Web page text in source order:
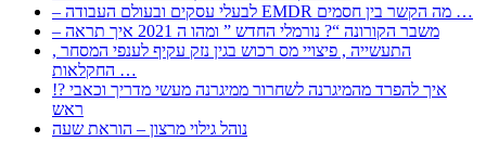
– לבעלי עסקים ובעולם העבודה EMDR מה הקשר בין חסמים …
– משבר הקורונה “? נורמלי החדש ” ומהו ה 2021 איך תראה
, התעשייה , פיצויי מס רכוש בגין נזק עקיף לענפי המסחר
החקלאות …
!? איך להפרד מהמיגרנה לשחרור ממיגרנה מעשי מדריך וכאבי
ראש
נוהל גילוי מרצון – הוראת שעה